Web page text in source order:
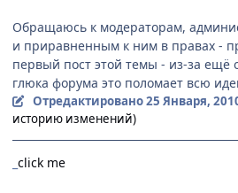
Обращаюсь к модераторам,
и приравненным к ним в правах -
первый пост этой темы - из-за ещё
глюка форума это поломает всю
Отредактировано25 Января,
историю изменений)
click me